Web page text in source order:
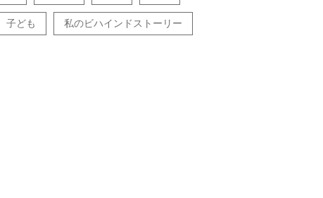
子ども 私のビハインドストーリー